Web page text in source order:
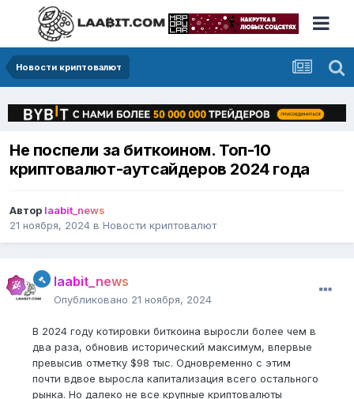
Новости криптовалют
Не поспели за биткоином. Топ-10
криптовалют-аутсайдеров 2024 года
Автор laabit_news
21 ноября, 2024 в Новости криптовалют
laabit_news
Опубликовано 21 ноября, 2024
В 2024 году котировки биткоина выросли более чем в
два раза, обновив исторический максимум, впервые
превысив отметку $98 тыс. Одновременно с этим
почти вдвое выросла капитализация всего остального
рынка. Но далеко не все крупные криптовалюты